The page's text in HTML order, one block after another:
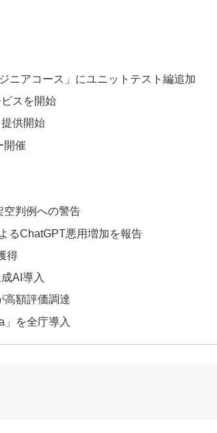
ニアコース」にユニットテスト編追加
スを開始
供開始
開催
空判例への警告
るChatGPT悪用増加を報告
得
AI導入
高額評価調達
を全庁導入